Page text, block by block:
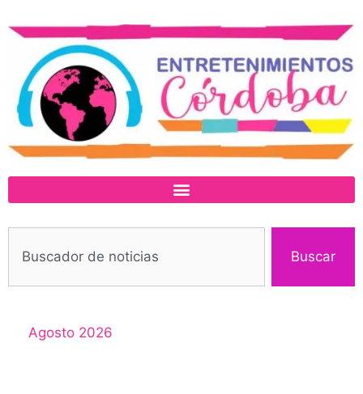
Buscar
Agosto 2026